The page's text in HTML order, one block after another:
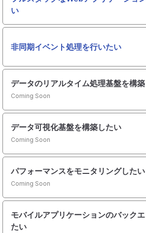
い
非同期イベント処理を行いたい
データのリアルタイム処理基盤を構
Coming Soon
データ可視化基盤を構築したい
Coming Soon
パフォーマンスをモニタリングしたい
Coming Soon
モバイルアプリケーションのバック
たい